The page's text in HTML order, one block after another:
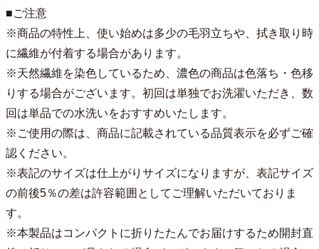
■ご注意
※商品の特性上、使い始めは多少の毛羽立ちや、拭き取り時
に繊維が付着する場合があります。
※天然繊維を染色しているため、濃色の商品は色落ち・色移
りする場合がございます。初回は単独でお洗濯いただき、数
回は単品での水洗いをおすすめいたします。
※ご使用の際は、商品に記載されている品質表示を必ずご確
認ください。
※表記のサイズは仕上がりサイズになりますが、表記サイズ
の前後5％の差は許容範囲としてご理解いただいておりま
す。
※本製品はコンパクトに折りたたんでお届けするため開封直